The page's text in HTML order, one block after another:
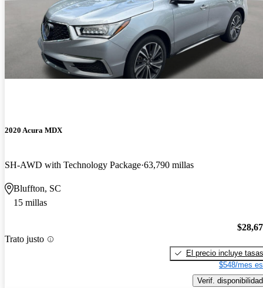
2020 Acura MDX
SH-AWD with Technology Package 63,790 millas
Bluffton, SC
15 millas
Trato justo
El precio incluye tasas
$548/mes
Verif. disponibilidad